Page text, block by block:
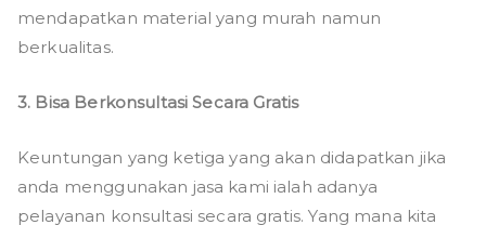
mendapatkan material yang murah namun
berkualitas.
3. Bisa Berkonsultasi Secara Gratis
Keuntungan yang ketiga yang akan didapatkan jika
anda menggunakan jasa kami ialah adanya
pelayanan konsultasi secara gratis. Yang mana kita